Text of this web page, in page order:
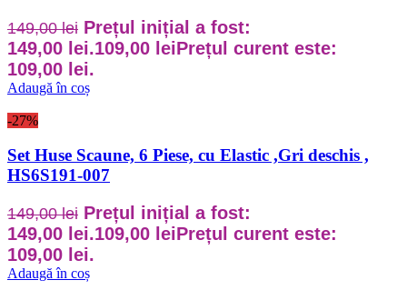
149,00lei Prețul inițial a fost:
149,00 lei.109,00 leiPrețul curent este:
109,00 lei.
Adaugă în coș
-27%
Set Huse Scaune, 6 Piese, cu Elastic ,Gri deschis ,
HS6S191-007
149,00lei Prețul inițial a fost:
149,00 lei.109,00 leiPrețul curent este:
109,00 lei.
Adaugă în coș